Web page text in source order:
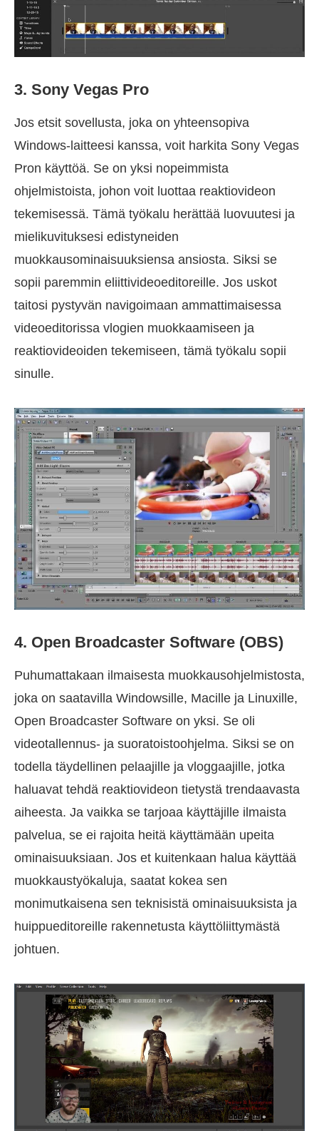
3. Sony Vegas Pro
Jos etsit sovellusta, joka on yhteensopiva
Windows-laitteesi kanssa, voit harkita Sony Vegas
Pron käyttöä. Se on yksi nopeimmista
ohjelmistoista, johon voit luottaa reaktiovideon
tekemisessä. Tämä työkalu herättää luovuutesi ja
mielikuvituksesi edistyneiden
muokkausominaisuuksiensa ansiosta. Siksi se
sopii paremmin eliittivideoeditoreille. Jos uskot
taitosi pystyvän navigoimaan ammattimaisessa
videoeditorissa vlogien muokkaamiseen ja
reaktiovideoiden tekemiseen, tämä työkalu sopii
sinulle.
4. Open Broadcaster Software (OBS)
Puhumattakaan ilmaisesta muokkausohjelmistosta,
joka on saatavilla Windowsille, Macille ja Linuxille,
Open Broadcaster Software on yksi. Se oli
videotallennus- ja suoratoistoohjelma. Siksi se on
todella täydellinen pelaajille ja vloggaajille, jotka
haluavat tehdä reaktiovideon tietystä trendaavasta
aiheesta. Ja vaikka se tarjoaa käyttäjille ilmaista
palvelua, se ei rajoita heitä käyttämään upeita
ominaisuuksiaan. Jos et kuitenkaan halua käyttää
muokkaustyökaluja, saatat kokea sen
monimutkaisena sen teknisistä ominaisuuksista ja
huippueditoreille rakennetusta käyttöliittymästä
johtuen.